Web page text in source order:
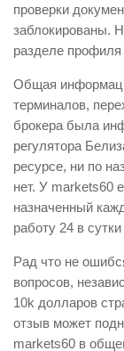
проверки
заблокированы.
разделе
Общая
терминалов,
брокера была
регулятора
ресурсе, ни по
нет. У markets60
назначенный
работу 24 в
Рад что не
вопросов,
10k долларов
отзыв может
markets60 в